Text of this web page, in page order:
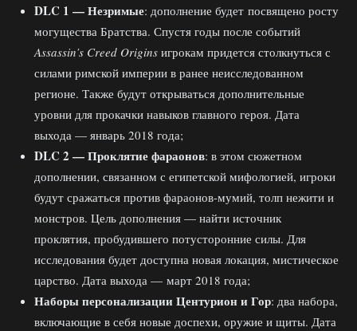
DLC 1 — Незримые: дополнение будет посвящено росту
могущества Братства. Спустя годы после событий
Assassin’s Creed Origins игрокам придется столкнуться с
силами римской империи в ранее неисследованном
регионе. Также будут открываться дополнительные
уровни для прокачки навыков главного героя. Дата
выхода — январь 2018 года;
DLC 2 —Проклятие фараонов: в этом сюжетном
дополнении, связанном с египетской мифологией, игроки
будут сражаться против фараонов-мумий, толп нежити и
монстров. Цель дополнения — найти источник
проклятия, пробудившего потусторонние силы. Для
исследования будет доступна новая локация, мистическое
царство. Дата выхода — март 2018 года;
Наборы персонализации Центурион и Гор: два набора,
включающие в себя новые доспехи, оружие и щиты. Дата